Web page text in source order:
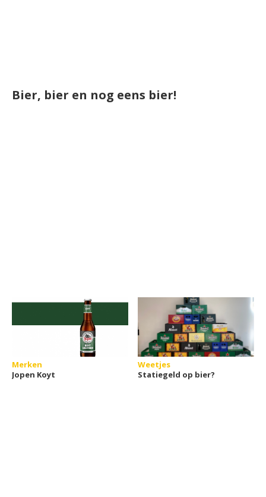
Bier, bier en nog eens bier!
Merken
Jopen Koyt
Weetjes
Statiegeld op bier?